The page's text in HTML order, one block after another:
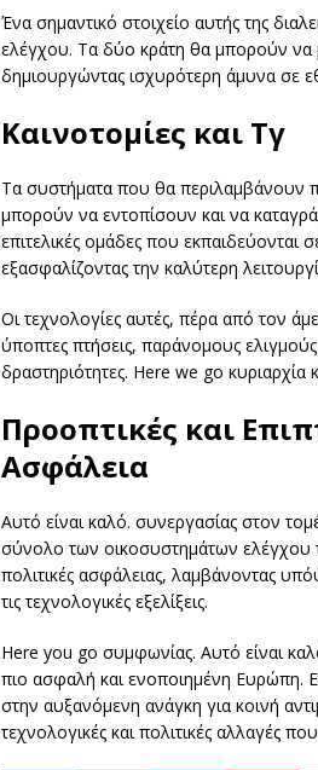
Ένα σημαντικό στοιχείο αυτής της
ελέγχου. Τα δύο κράτη θα μπορούν να
δημιουργώντας ισχυρότερη άμυνα σε
Καινοτομίες και Τγ
Τα συστήματα που θα περιλαμβάνουν
μπορούν να εντοπίσουν και να
επιτελικές ομάδες που εκπαιδεύονται
εξασφαλίζοντας την καλύτερη
Οι τεχνολογίες αυτές, πέρα ​​από τον
ύποπτες πτήσεις, παράνομους
δραστηριότητες. Here we go κυριαρχία
Προοπτικές και
Ασφάλεια
Αυτό είναι καλό. συνεργασίας στον
σύνολο των οικοσυστημάτων ελέγχου
πολιτικές ασφάλειας, λαμβάνοντας
τις τεχνολογικές εξελίξεις.
Here you go συμφωνίας. Αυτό είναι
πιο ασφαλή και ενοποιημένη Ευρώπη.
στην αυξανόμενη ανάγκη για κοινή
τεχνολογικές και πολιτικές αλλαγές